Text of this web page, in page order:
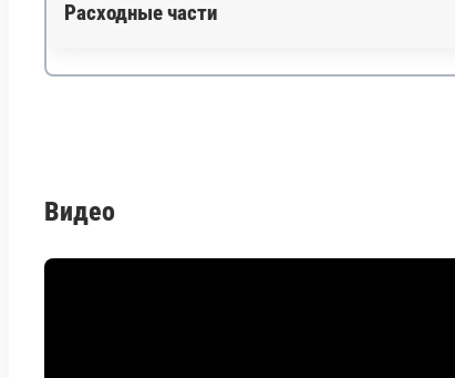
Расходные части
Видео